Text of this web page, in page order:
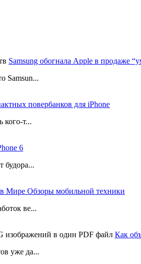
Samsung обогнала Apple в продаже
Samsun...
повербанков для iPhone
кого-т...
6
будора...
Мире Обзоры мобильной техники
ве...
Как
уже да...